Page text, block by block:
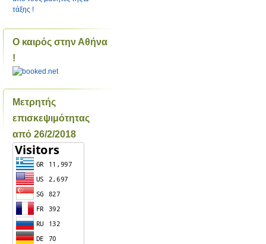
τάξης !
Ο καιρός στην Αθήνα
!
Μετρητής
επισκεψιμότητας
από 26/2/2018